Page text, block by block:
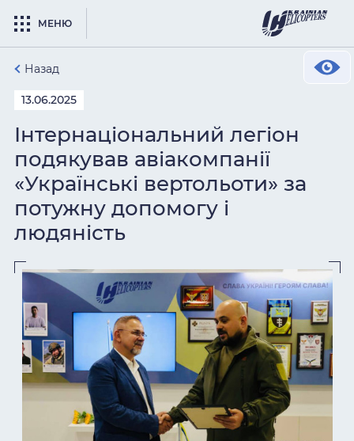
МЕНЮ
Назад
13.06.2025
Інтернаціональний легіон
подякував авіакомпанії
«Українські вертольоти» за
потужну допомогу і
людяність